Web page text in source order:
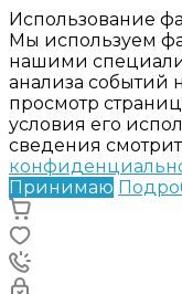
Использование
Мы используем
нашими
анализа событий
просмотр
условия его
сведения
Принимаю